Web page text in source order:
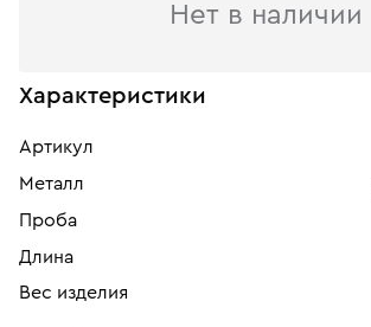
Нет в наличии
Характеристики
Артикул
Металл
Проба
Длина
Вес изделия